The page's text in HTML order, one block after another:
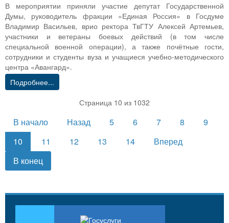
В мероприятии приняли участие депутат Государственной
Думы, руководитель фракции «Единая Россия» в Госдуме
Владимир Васильев, врио ректора ТвГТУ Алексей Артемьев,
участники и ветераны боевых действий (в том числе
специальной военной операции), а также почётные гости,
сотрудники и студенты вуза и учащиеся учебно‑методического
центра «Авангард».
Подробнее...
Страница 10 из 1032
В начало Назад 5 6 7 8
9
10
11 12 13 14
Вперед
В конец